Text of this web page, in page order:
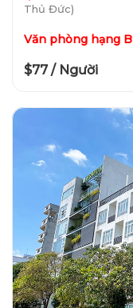
Thủ Đức)
Văn phòng hạng B
$77 / Người